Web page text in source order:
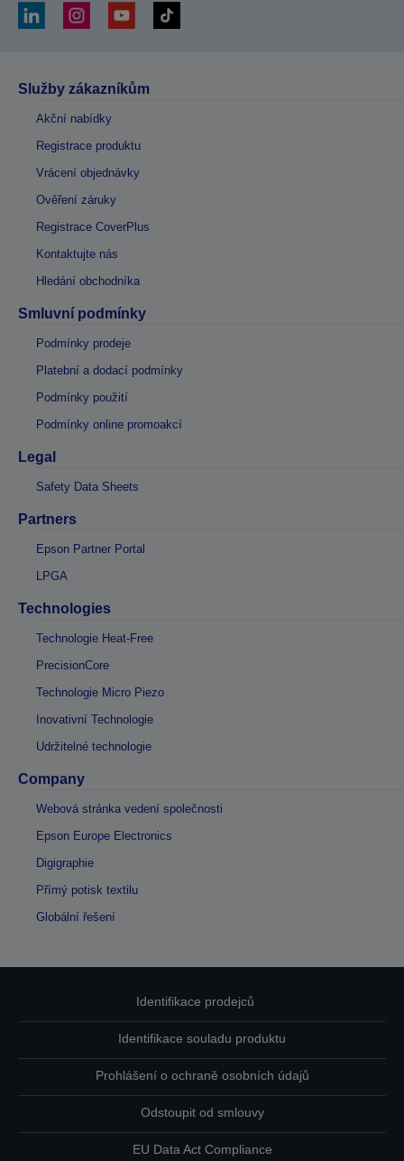
Služby zákazníkům
Akční nabídky
Registrace produktu
Vrácení objednávky
Ověření záruky
Registrace CoverPlus
Kontaktujte nás
Hledání obchodníka
Smluvní podmínky
Podmínky prodeje
Platební a dodací podmínky
Podmínky použití
Podmínky online promoakcí
Legal
Safety Data Sheets
Partners
Epson Partner Portal
LPGA
Technologies
Technologie Heat-Free
PrecisionCore
Technologie Micro Piezo
Inovativní Technologie
Udržitelné technologie
Company
Webová stránka vedení společnosti
Epson Europe Electronics
Digigraphie
Přímý potisk textilu
Globální řešení
Identifikace prodejců
Identifikace souladu produktu
Prohlášení o ochraně osobních údajů
Odstoupit od smlouvy
EU Data Act Compliance